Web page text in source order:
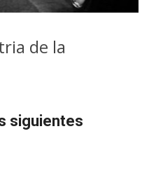
de la
siguientes